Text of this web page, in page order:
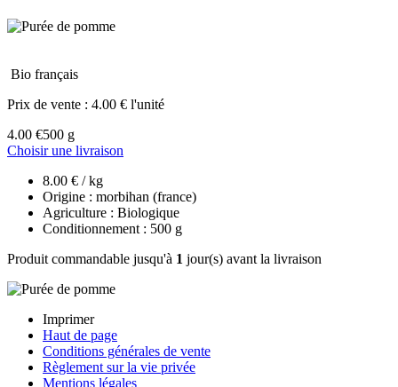
Bio français
Prix de vente : 4.00 € l'unité
4.00 €500 g
Choisir une livraison
8.00 € / kg
Origine : morbihan (france)
Agriculture : Biologique
Conditionnement : 500 g
Produit commandable jusqu'à 1 jour(s) avant la livraison
Imprimer
Haut de page
Conditions générales de vente
Règlement sur la vie privée
Mentions légales